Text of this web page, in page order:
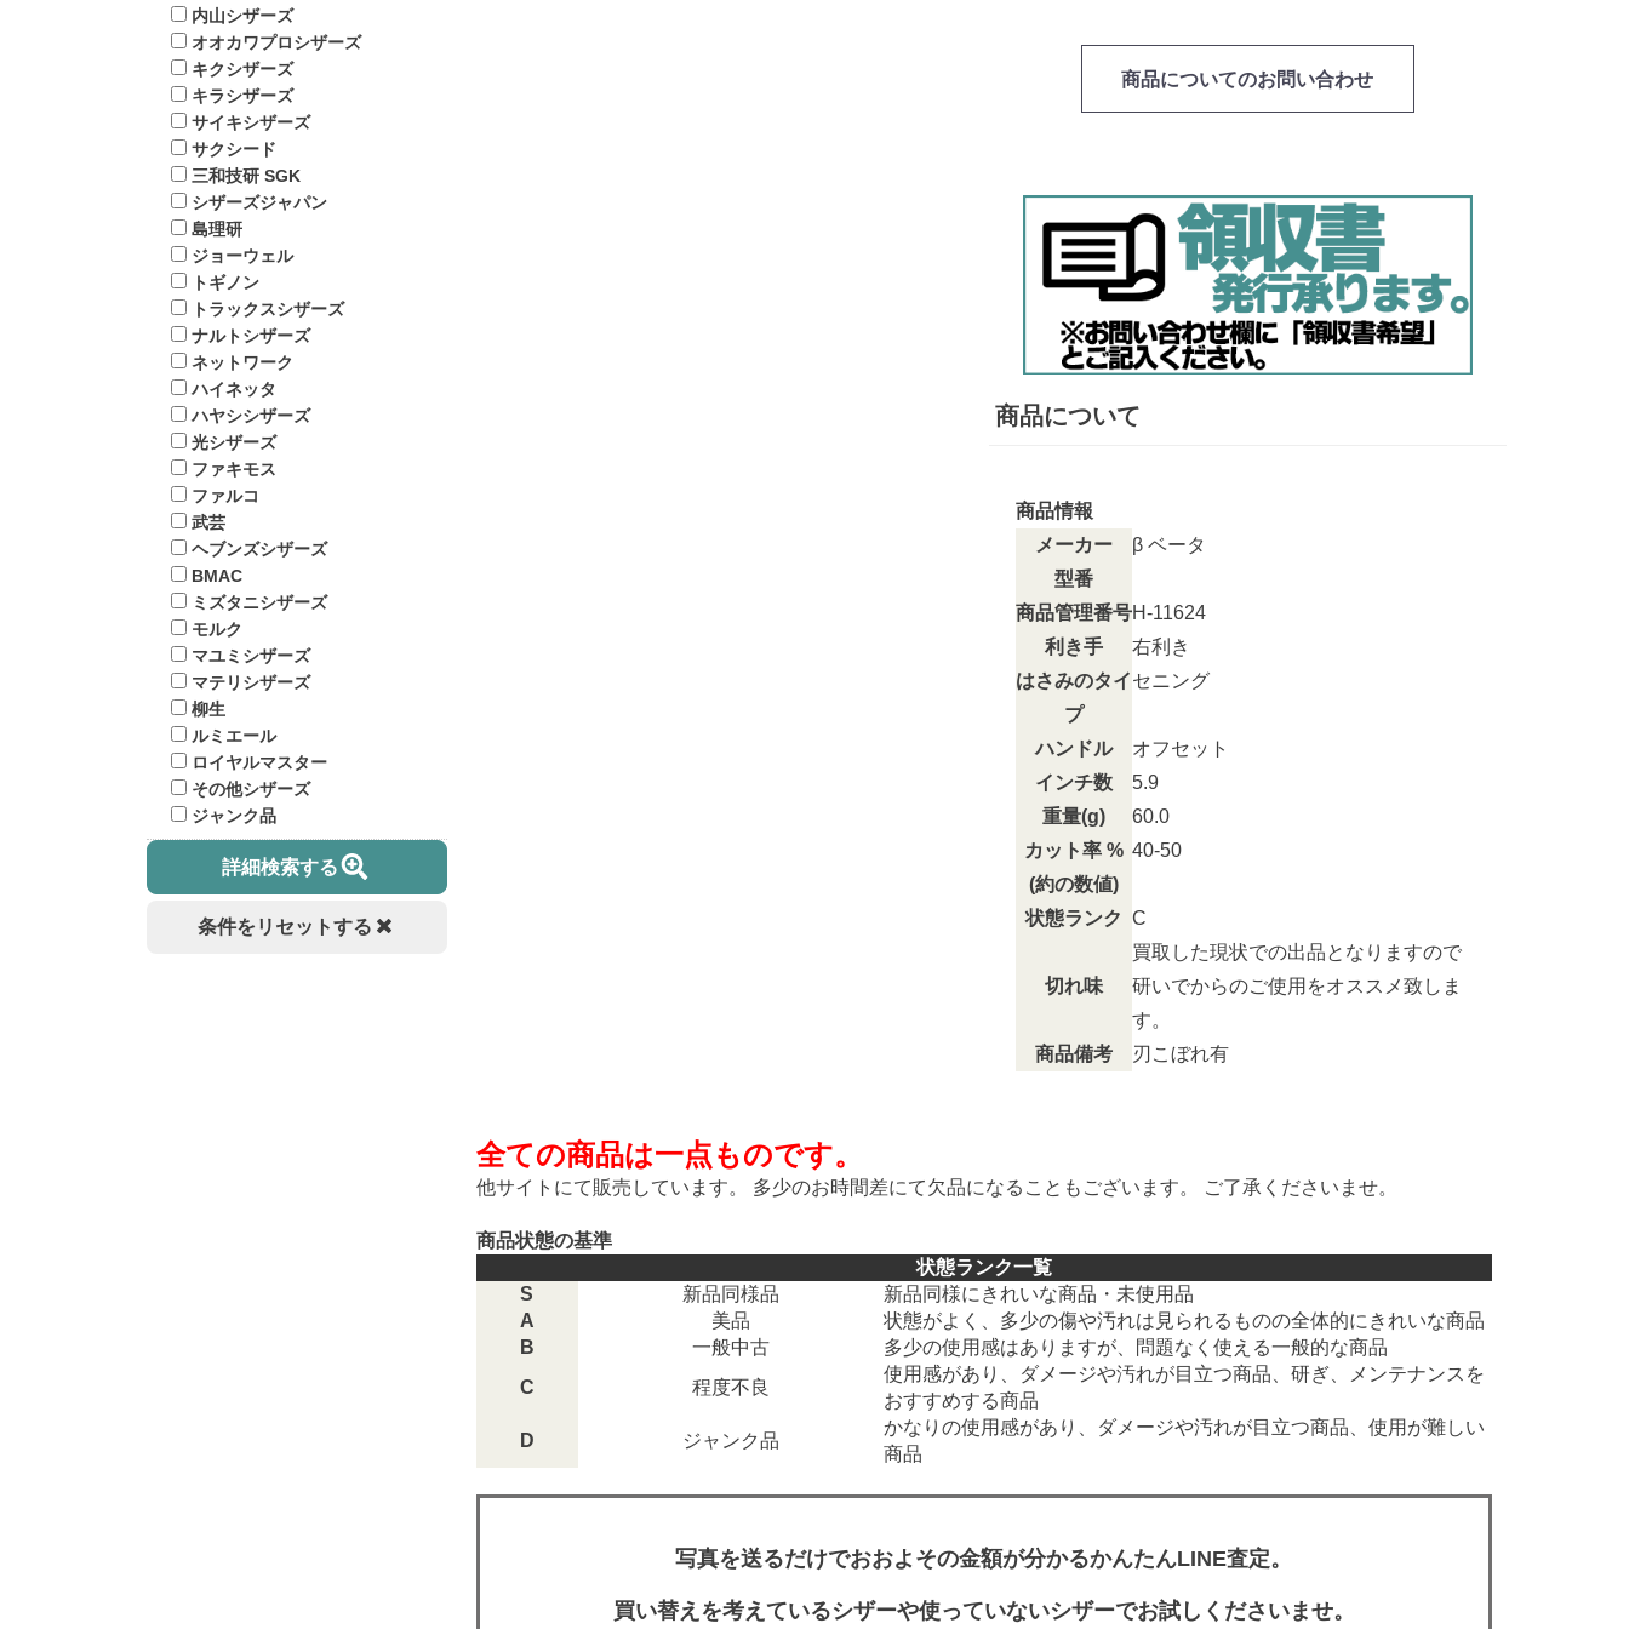
内山シザーズ
オオカワプロシザーズ
キクシザーズ
キラシザーズ
サイキシザーズ
サクシード
三和技研 SGK
シザーズジャパン
島理研
ジョーウェル
トギノン
トラックスシザーズ
ナルトシザーズ
ネットワーク
ハイネッタ
ハヤシシザーズ
光シザーズ
ファキモス
ファルコ
武芸
ヘブンズシザーズ
BMAC
ミズタニシザーズ
モルク
マユミシザーズ
マテリシザーズ
柳生
ルミエール
ロイヤルマスター
その他シザーズ
ジャンク品
詳細検索する
条件をリセットする
商品についてのお問い合わせ
商品について
商品情報
メーカー
β ベータ
型番
商品管理番号H-11624
利き手
右利き
はさみのタイ
プ
セニング
ハンドル
オフセット
インチ数
5.9
重量(g)
60.0
カット率 %
(約の数値)
40-50
状態ランク C
切れ味
買取した現状での出品となりますので
研いでからのご使用をオススメ致しま
す。
商品備考
刃こぼれ有
全ての商品は一点ものです。
他サイトにて販売しています。 多少のお時間差にて欠品になることもございます。 ご了承くださいませ。
商品状態の基準
状態ランク一覧
S
新品同様品
新品同様にきれいな商品・未使用品
A
美品
状態がよく、多少の傷や汚れは見られるものの全体的にきれいな商品
B
一般中古
多少の使用感はありますが、問題なく使える一般的な商品
C
程度不良
使用感があり、ダメージや汚れが目立つ商品、研ぎ、メンテナンスを
おすすめする商品
D
ジャンク品
かなりの使用感があり、ダメージや汚れが目立つ商品、使用が難しい
商品
写真を送るだけでおおよその金額が分かるかんたんLINE査定。
買い替えを考えているシザーや使っていないシザーでお試しくださいませ。